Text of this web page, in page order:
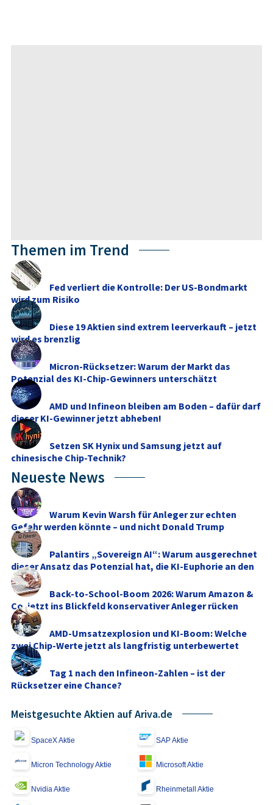
Themen im Trend
Fed verliert die Kontrolle: Der US-Bondmarkt
wird zum Risiko
Diese 19 Aktien sind extrem leerverkauft – jetzt
wird es brenzlig
Micron-Rücksetzer: Warum der Markt das
Potenzial des KI-Chip-Gewinners unterschätzt
AMD und Infineon bleiben am Boden – dafür darf
dieser KI-Gewinner jetzt abheben!
Setzen SK Hynix und Samsung jetzt auf
chinesische Chip-Technik?
Neueste News
Warum Kevin Warsh für Anleger zur echten
Gefahr werden könnte – und nicht Donald Trump
Palantirs „Sovereign AI“: Warum ausgerechnet
dieser Ansatz das Potenzial hat, die KI-Euphorie an den
...
Back-to-School-Boom 2026: Warum Amazon &
Co. jetzt ins Blickfeld konservativer Anleger rücken
AMD-Umsatzexplosion und KI-Boom: Welche
zwei Chip-Werte jetzt als langfristig unterbewertet
gelten
Tag 1 nach den Infineon-Zahlen – ist der
Rücksetzer eine Chance?
Meistgesuchte Aktien auf Ariva.de
SpaceX Aktie SAP Aktie
Micron Technology Aktie Microsoft Aktie
Nvidia Aktie Rheinmetall Aktie